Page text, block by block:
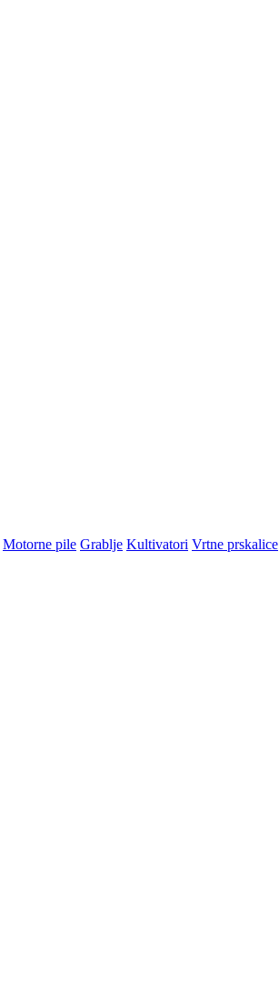
Motorne pile Grablje Kultivatori Vrtne prskalice